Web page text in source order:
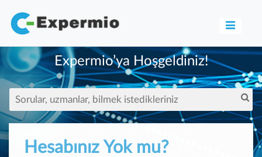
Expermio’ya Hoşgeldiniz!
Hesabınız Yok mu?